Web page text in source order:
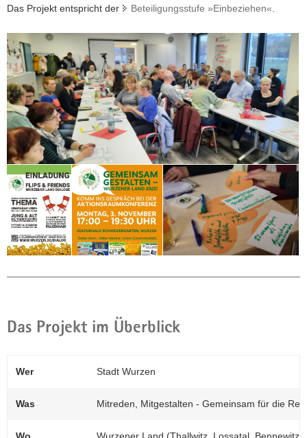
Das Projekt entspricht der Beteiligungsstufe »Einbeziehen«
Der »Vereinsstammtisch« traf auf reges
Das Projekt im Überblick
Wer Stadt Wurzen
Was Mitreden, Mitgestalten - Gemeinsam für die